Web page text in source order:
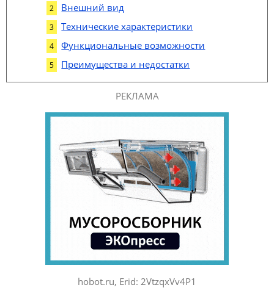
Внешний вид
Технические характеристики
Функциональные возможности
Преимущества и недостатки
РЕКЛАМА
hobot.ru, Erid: 2VtzqxVv4P1